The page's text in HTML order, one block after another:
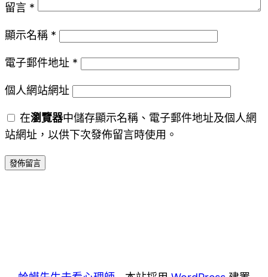
留言 *
顯示名稱 *
電子郵件地址 *
個人網站網址
在瀏覽器中儲存顯示名稱、電子郵件地址及個人網
站網址，以供下次發佈留言時使用。